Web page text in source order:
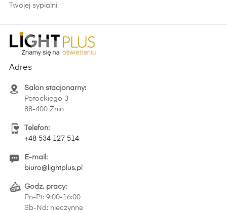
Twojej sypialni.
Adres
Salon stacjonarny:
Potockiego 3
88-400 Żnin
Telefon:
+48 534 127 514
E-mail:
biuro@lightplus.pl
Godz. pracy:
Pn-Pt: 9:00-16:00
Sb-Nd: nieczynne